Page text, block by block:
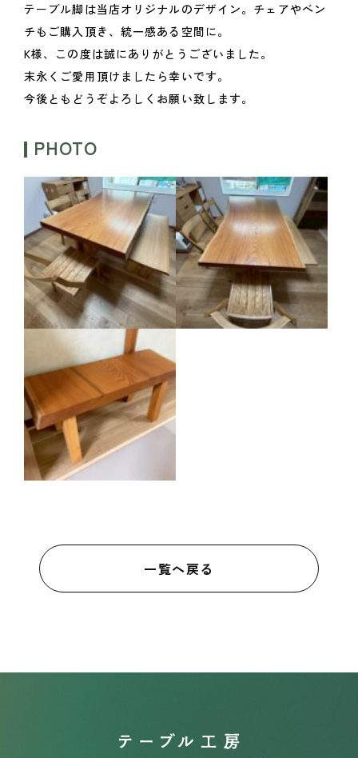
テーブル脚は当店オリジナルのデザイン。チェアやベン
チもご購入頂き、統一感ある空間に。
K様、この度は誠にありがとうございました。
末永くご愛用頂けましたら幸いです。
今後ともどうぞよろしくお願い致します。
PHOTO
一覧へ戻る